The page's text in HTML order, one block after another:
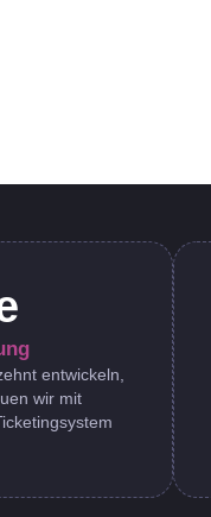
entwickeln,
wir mit